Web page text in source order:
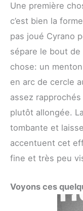
Une première
c’est bien la
pas joué Cyrano
sépare le bout
chose: un
en arc de cercle
assez
plutôt allongée.
tombante et
accentuent cet
fine et très peu
Voyons ces